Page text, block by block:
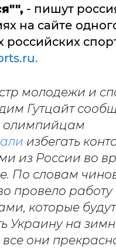
- пишут
на сайте
молодежи и
Гутцайт
олимпийцам
избегать
из России во
По словам
провело работу
которые будут
Украину на
они